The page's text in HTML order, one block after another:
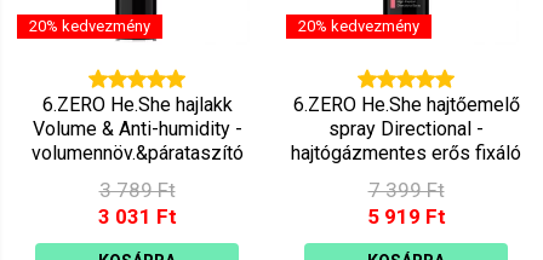
20% kedvezmény
6.ZERO He.She hajlakk
Volume & Anti-humidity -
volumennöv.&párataszító
500ml
3 789 Ft
3 031 Ft
20% kedvezmény
6.ZERO He.She hajtőemelő
spray Directional -
hajtógázmentes erős fixáló
400ml
7 399 Ft
5 919 Ft